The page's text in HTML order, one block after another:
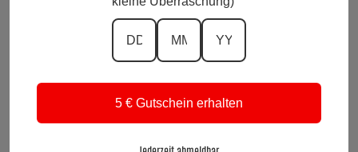
KI-Transparenz
Alle Preise inkl. Mwst.
Vertrag widerrufen
Suchen
5 € Gutschein erhalten